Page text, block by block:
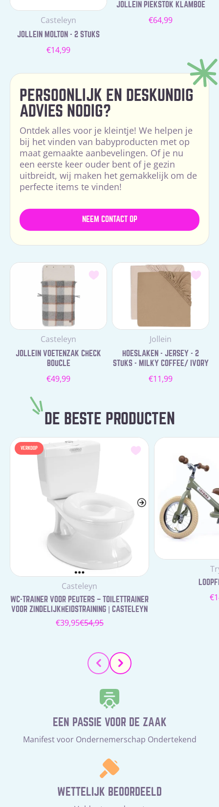
Leverancier:
Casteleyn
JOLLEIN MOLTON - 2 STUKS
Normale
€14,99
JOLLEIN PIEKSTOK KLAMBOE
Normale
€64,99
PERSOONLIJK EN DESKUNDIG
ADVIES NODIG?
Ontdek alles voor je kleintje! We helpen je
bij het vinden van babyproducten met op
maat gemaakte aanbevelingen. Of je nu
een eerste keer ouder bent of je gezin
uitbreidt, wij maken het gemakkelijk om de
perfecte items te vinden!
NEEM CONTACT OP
Leverancier:
Casteleyn
JOLLEIN VOETENZAK CHECK
BOUCLE
Normale
€49,99
Leverancier:
Jollein
HOESLAKEN - JERSEY - 2
STUKS - MILKY COFFEE/ IVORY
Normale
€11,99
DE BESTE PRODUCTEN
VERKOOP
Leverancier:
Casteleyn
WC-TRAINER VOOR PEUTERS – TOILETTRAINER
VOOR ZINDELIJKHEIDSTRAINING | CASTELEYN
Verkoopprijs
€39,95Normale
€54,95
EEN PASSIE VOOR DE ZAAK
Manifest voor Ondernemerschap Ondertekend
WETTELIJK BEOORDEELD